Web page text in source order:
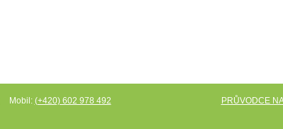
Mobil: (+420) 602 978 492 PRŮVODCE